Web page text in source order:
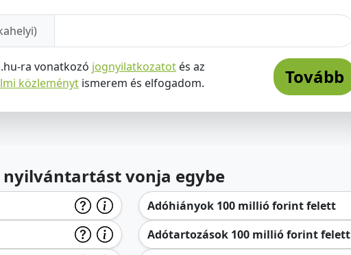
ra vonatkozó jognyilatkozatotés az
közleménytismerem és elfogadom. Tovább
vonja egybe
Adóhiányok 100 millió forint felett
Adótartozások 100 millió forint felett